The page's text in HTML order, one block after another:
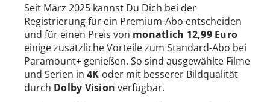
Seit März 2025 kannst Du Dich bei der
Registrierung für ein Premium-Abo entscheiden
und für einen Preis von monatlich 12,99 Euro
einige zusätzliche Vorteile zum Standard-Abo bei
Paramount+ genießen. So sind ausgewählte Filme
und Serien in 4K oder mit besserer Bildqualität
durch Dolby Vision verfügbar.